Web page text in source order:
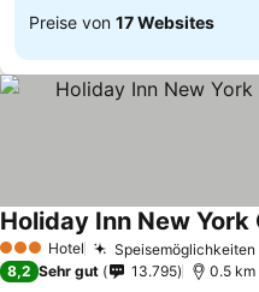
Preise von 17 Websites
3 SterneHotel Speisemöglichkeiten
8,2 Sehr gut 13.795 0.5 km